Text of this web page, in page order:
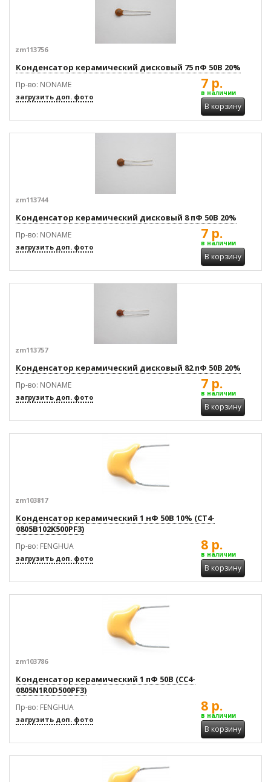
zm113756
Конденсатор керамический дисковый 75 пФ 50В 20%
Пр-во: NONAME
загрузить доп. фото
7 р.
в наличии
В корзину
zm113744
Конденсатор керамический дисковый 8 пФ 50В 20%
Пр-во: NONAME
загрузить доп. фото
7 р.
в наличии
В корзину
zm113757
Конденсатор керамический дисковый 82 пФ 50В 20%
Пр-во: NONAME
загрузить доп. фото
7 р.
в наличии
В корзину
zm103817
Конденсатор керамический 1 нФ 50В 10% (CT4-
0805B102K500PF3)
Пр-во: FENGHUA
загрузить доп. фото
8 р.
в наличии
В корзину
zm103786
Конденсатор керамический 1 пФ 50В (CC4-
0805N1R0D500PF3)
Пр-во: FENGHUA
загрузить доп. фото
8 р.
в наличии
В корзину